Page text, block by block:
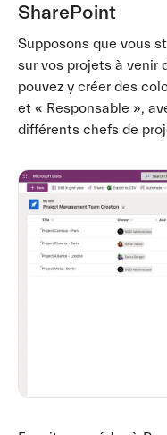
SharePoint
Supposons que vous
sur vos projets à venir
pouvez y créer des
et « Responsable »,
différents chefs de